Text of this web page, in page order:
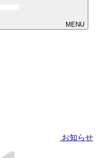
MENU
お知らせ